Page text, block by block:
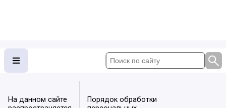
На данном сайте
Порядок обработки